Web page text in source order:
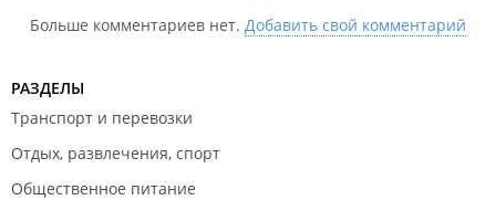
Больше комментариев нет. Добавить свой комментарий
РАЗДЕЛЫ
Транспорт и перевозки
Отдых, развлечения, спорт
Общественное питание